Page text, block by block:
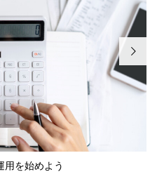
用を始めよう
